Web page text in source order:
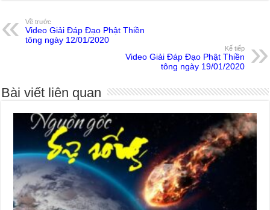
Về trước
Video Giải Đáp Đạo Phật Thiền
tông ngày 12/01/2020
Kế tiếp
Video Giải Đáp Đạo Phật Thiền
tông ngày 19/01/2020
Bài viết liên quan